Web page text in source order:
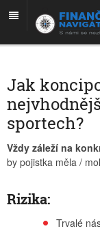
Jak
sportech?
Vždy záleží na
by pojistka měla /
Rizika:
Trvalé